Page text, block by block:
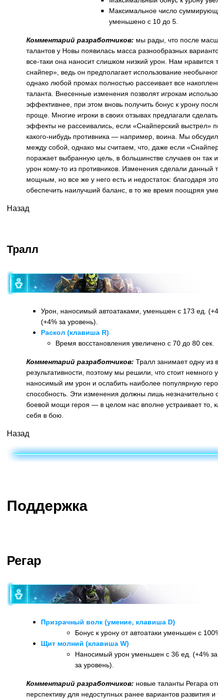
Максимальное число
уменьшено с 10 до 5.
Комментарий разработчиков: мы рады, что после
талантов у Новы появилась масса разнообразных
все-таки она наносит слишком низкий урон. Нам нравится
снайпер», ведь он предполагает использование
однако любой промах полностью рассеивает все
таланта. Внесенные изменения позволят игрокам
эффективнее, при этом вновь получить бонус к урону
проще. Многие игроки в своих отзывах предлагали
эффекты не рассеивались, если «Снайперский выстрел»
какого-нибудь противника — например, воина. Мы
между собой, однако мы считаем, что, даже если
поражает выбранную цель, в большинстве случаев он так
урон кому-то из противников. Изменения сделали данный
мощным, но все же у него есть и недостаток: благодаря
обеспечить наилучший баланс, в то же время поощряя
Назад
Тралл
Урон, наносимый автоатаками, уменьшен с 173 ед.
(+4% за уровень).
Раскол (клавиша R)
Время восстановления увеличено с 70 до 80 сек.
Комментарий разработчиков: Тралл занимает одну из
результативности, поэтому мы решили, что стоит немного
наносимый им урон и ослабить наиболее популярную
способность. Эти изменения должны лишь незначительно
боевой мощи героя — в целом нас вполне устраивает то,
себя в бою.
Назад
Поддержка
Регар
Призрачный волк (умение, клавиша D)
Бонус к урону от автоатаки уменьшен с
Щит молний (клавиша W)
Наносимый урон уменьшен с 36 ед. (+4%
за уровень).
Комментарий разработчиков: новые таланты Регара
перспективу для недоступных ранее вариантов развития и